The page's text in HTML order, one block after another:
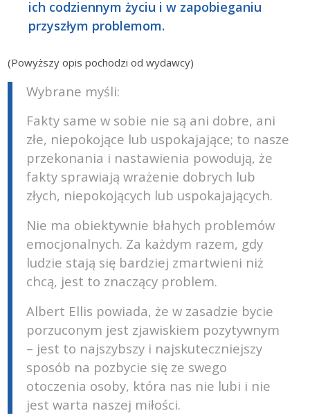
ich codziennym życiu i w zapobieganiu
przyszłym problemom.
(Powyższy opis pochodzi od wydawcy)
Wybrane myśli:
Fakty same w sobie nie są ani dobre, ani
złe, niepokojące lub uspokajające; to nasze
przekonania i nastawienia powodują, że
fakty sprawiają wrażenie dobrych lub
złych, niepokojących lub uspokajających.
Nie ma obiektywnie błahych problemów
emocjonalnych. Za każdym razem, gdy
ludzie stają się bardziej zmartwieni niż
chcą, jest to znaczący problem.
Albert Ellis powiada, że w zasadzie bycie
porzuconym jest zjawiskiem pozytywnym
– jest to najszybszy i najskuteczniejszy
sposób na pozbycie się ze swego
otoczenia osoby, która nas nie lubi i nie
jest warta naszej miłości.